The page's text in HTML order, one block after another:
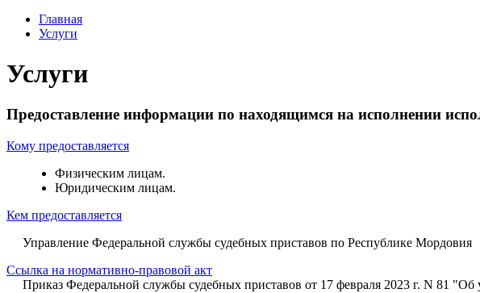
Главная
Услуги
Услуги
Предоставление информации по находящимся на исполнении
Кому предоставляется
Физическим лицам.
Юридическим лицам.
Кем предоставляется
Управление Федеральной службы судебных приставов по Республике Мордовия
Ссылка на нормативно-правовой акт
Приказ Федеральной службы судебных приставов от 17 февраля 2023 г. N 81